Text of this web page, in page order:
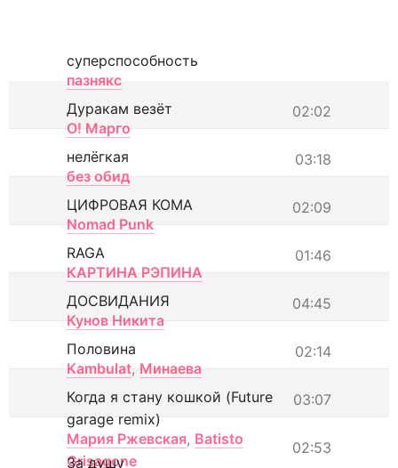
суперспособность
пазнякс
02:02
Дуракам везёт
О! Марго
03:18
нелёгкая
без обид
02:09
ЦИФРОВАЯ КОМА
Nomad Punk
01:46
RAGA
КАРТИНА РЭПИНА
04:45
ДОСВИДАНИЯ
Кунов Никита
02:14
Половина
Kambulat, Минаева
03:07
Когда я стану кошкой (Future
garage remix)
Мария Ржевская, Batisto
Grisagone
02:53
За душу